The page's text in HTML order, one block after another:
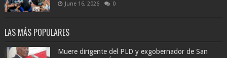
June 16, 2026 0
LAS MÁS POPULARES
Muere dirigente del PLD y exgobernador de San